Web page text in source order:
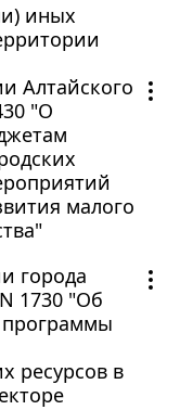
иных
Алтайского
"О
малого
города
1730 "Об
ресурсов в